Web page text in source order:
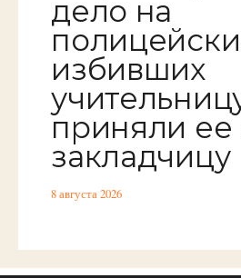
дело на
избивших
приняли ее
закладчицу
8 августа 2026